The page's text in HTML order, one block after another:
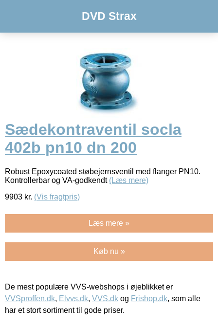
DVD Strax
Sædekontraventil socla
402b pn10 dn 200
Robust Epoxycoated støbejernsventil med flanger PN10.
Kontrollerbar og VA-godkendt (Læs mere)
9903 kr. (Vis fragtpris)
Læs mere »
Køb nu »
De mest populære VVS-webshops i øjeblikket er
VVSproffen.dk, Elvvs.dk, VVS.dk og Frishop.dk, som alle
har et stort sortiment til gode priser.